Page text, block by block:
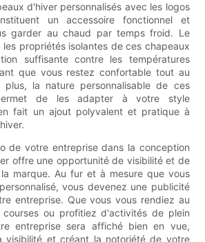
d'hiver personnalisés avec les logos
un accessoire fonctionnel et
garder au chaud par temps froid. Le
propriétés isolantes de ces chapeaux
suffisante contre les températures
que vous restez confortable tout au
la nature personnalisable de ces
de les adapter à votre style
fait un ajout polyvalent et pratique à
de votre entreprise dans la conception
offre une opportunité de visibilité et de
marque. Au fur et à mesure que vous
vous devenez une publicité
entreprise. Que vous vous rendiez au
ou profitiez d'activités de plein
entreprise sera affiché bien en vue,
visibilité et créant la notoriété de votre